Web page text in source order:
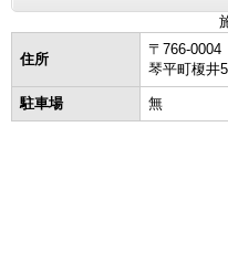
住所
〒766-0004
琴平町榎井
駐車場 無